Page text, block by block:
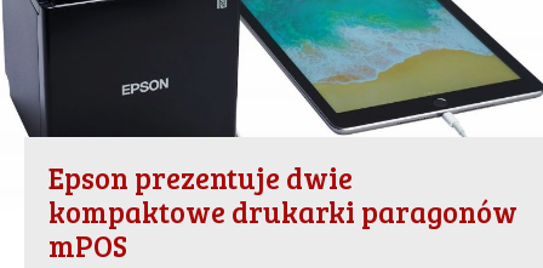
Epson prezentuje dwie
kompaktowe drukarki paragonów
mPOS